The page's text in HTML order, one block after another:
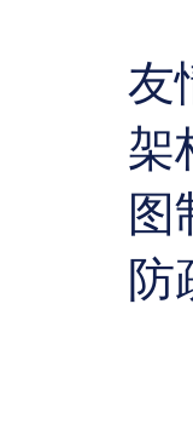
友
架
图
防